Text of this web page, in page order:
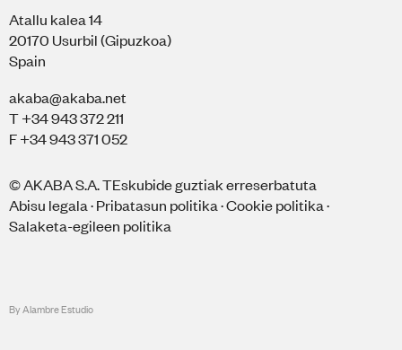
Atallu kalea 14
20170 Usurbil (Gipuzkoa)
Spain
akaba@akaba.net
T +34 943 372 211
F +34 943 371 052
© AKABA S.A. TEskubide guztiak erreserbatuta
Abisu legala·Pribatasun politika·Cookie politika·
Salaketa-egileen politika
By Alambre Estudio